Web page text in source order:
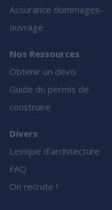
Assurance dommages-
ouvrage
Nos Ressources
Obtenir un devis
Guide du permis de
construire
Divers
Lexique d’architecture
FAQ
On recrute !